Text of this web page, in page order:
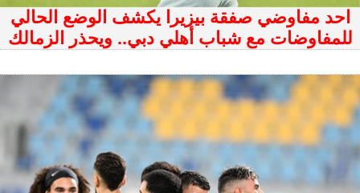
احد مفاوضي صفقة بيزيرا يكشف الوضع الحالي
للمفاوضات مع شباب أهلي دبي.. ويحذر الزمالك